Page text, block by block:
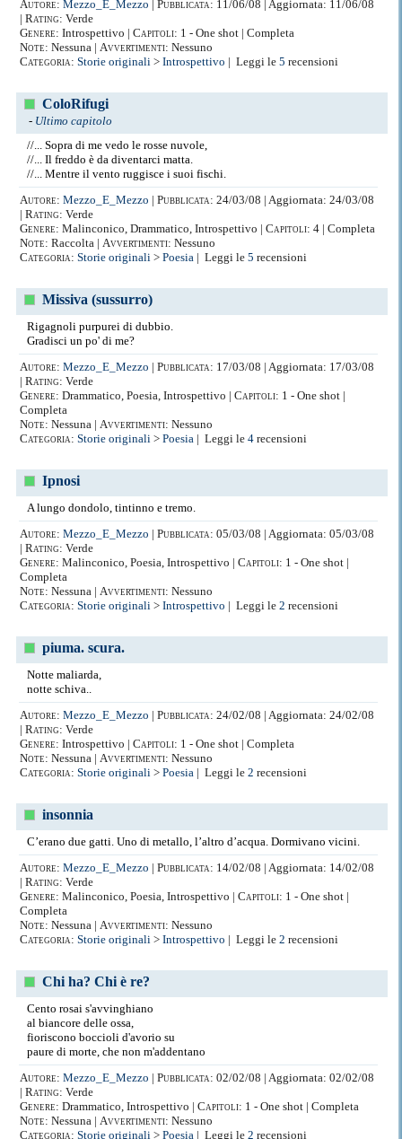
Autore: Mezzo_E_Mezzo | Pubblicata: 11/06/08 | Aggiornata: 11/06/08
| Rating: Verde
Genere: Introspettivo | Capitoli: 1 - One shot | Completa
Note: Nessuna | Avvertimenti: Nessuno
Categoria: Storie originali > Introspettivo | Leggi le 5 recensioni
ColoRifugi
- Ultimo capitolo
//... Sopra di me vedo le rosse nuvole,
//... Il freddo è da diventarci matta.
//... Mentre il vento ruggisce i suoi fischi.
Autore: Mezzo_E_Mezzo | Pubblicata: 24/03/08 | Aggiornata: 24/03/08
| Rating: Verde
Genere: Malinconico, Drammatico, Introspettivo | Capitoli: 4 | Completa
Note: Raccolta | Avvertimenti: Nessuno
Categoria: Storie originali > Poesia | Leggi le 5 recensioni
Missiva (sussurro)
Rigagnoli purpurei di dubbio.
Gradisci un po' di me?
Autore: Mezzo_E_Mezzo | Pubblicata: 17/03/08 | Aggiornata: 17/03/08
| Rating: Verde
Genere: Drammatico, Poesia, Introspettivo | Capitoli: 1 - One shot |
Completa
Note: Nessuna | Avvertimenti: Nessuno
Categoria: Storie originali > Poesia | Leggi le 4 recensioni
Ipnosi
A lungo dondolo, tintinno e tremo.
Autore: Mezzo_E_Mezzo | Pubblicata: 05/03/08 | Aggiornata: 05/03/08
| Rating: Verde
Genere: Malinconico, Poesia, Introspettivo | Capitoli: 1 - One shot |
Completa
Note: Nessuna | Avvertimenti: Nessuno
Categoria: Storie originali > Introspettivo | Leggi le 2 recensioni
piuma. scura.
Notte maliarda,
notte schiva..
Autore: Mezzo_E_Mezzo | Pubblicata: 24/02/08 | Aggiornata: 24/02/08
| Rating: Verde
Genere: Introspettivo | Capitoli: 1 - One shot | Completa
Note: Nessuna | Avvertimenti: Nessuno
Categoria: Storie originali > Poesia | Leggi le 2 recensioni
insonnia
C’erano due gatti. Uno di metallo, l’altro d’acqua. Dormivano vicini.
Autore: Mezzo_E_Mezzo | Pubblicata: 14/02/08 | Aggiornata: 14/02/08
| Rating: Verde
Genere: Malinconico, Poesia, Introspettivo | Capitoli: 1 - One shot |
Completa
Note: Nessuna | Avvertimenti: Nessuno
Categoria: Storie originali > Introspettivo | Leggi le 2 recensioni
Chi ha? Chi è re?
Cento rosai s'avvinghiano
al biancore delle ossa,
fioriscono boccioli d'avorio su
paure di morte, che non m'addentano
Autore: Mezzo_E_Mezzo | Pubblicata: 02/02/08 | Aggiornata: 02/02/08
| Rating: Verde
Genere: Drammatico, Introspettivo | Capitoli: 1 - One shot | Completa
Note: Nessuna | Avvertimenti: Nessuno
Categoria: Storie originali > Poesia | Leggi le 2 recensioni